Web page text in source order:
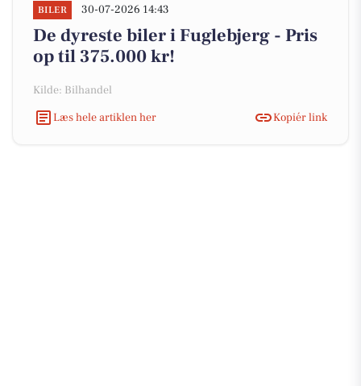
BILER 30-07-2026 14:43
De dyreste biler i Fuglebjerg - Pris
op til 375.000 kr!
Kilde: Bilhandel
Læs hele artiklen her
Kopiér link